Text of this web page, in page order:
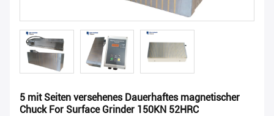
5 mit Seiten versehenes Dauerhaftes magnetischer
Chuck For Surface Grinder 150KN 52HRC